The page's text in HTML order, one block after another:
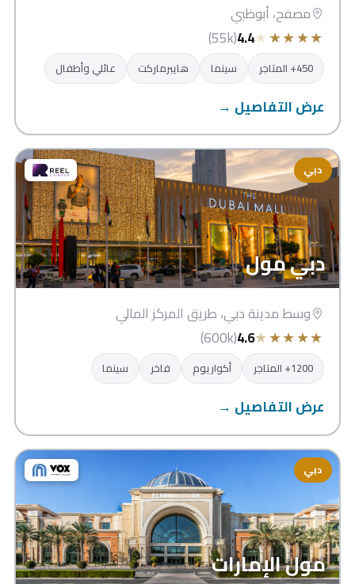
مصفح، أبوظبي
★
★
★
★
★
4.4
(55k)
450+ المتاجر سينما هايبرماركت عائلي وأطفال
عرض التفاصيل →
دبي
دبي مول
وسط مدينة دبي، طريق المركز المالي
★
★
★
★
★
4.6
(600k)
1200+ المتاجر أكواريوم فاخر سينما
عرض التفاصيل →
دبي
مول الإمارات